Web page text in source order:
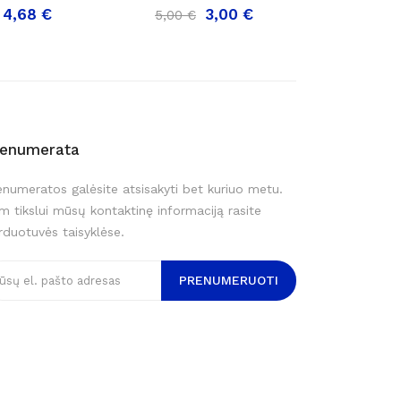
4,68 € 5,00 € 3,00 €
galėsite atsisakyti bet kuriuo metu.
tikslui mūsų kontaktinę informaciją rasite
taisyklėse.